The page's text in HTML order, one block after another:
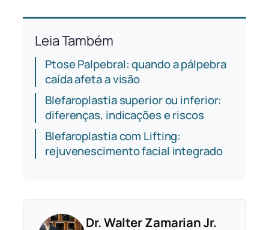
Leia Também
Ptose Palpebral: quando a pálpebra
caída afeta a visão
Blefaroplastia superior ou inferior:
diferenças, indicações e riscos
Blefaroplastia com Lifting:
rejuvenescimento facial integrado
Dr. Walter Zamarian Jr.